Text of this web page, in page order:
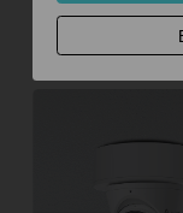
Bullet-